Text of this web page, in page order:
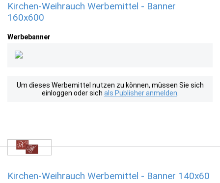
Kirchen-Weihrauch Werbemittel - Banner
160x600
Werbebanner
Um dieses Werbemittel nutzen zu können, müssen Sie sich
einloggen oder sich als Publisher anmelden
Kirchen-Weihrauch Werbemittel - Banner 140x60